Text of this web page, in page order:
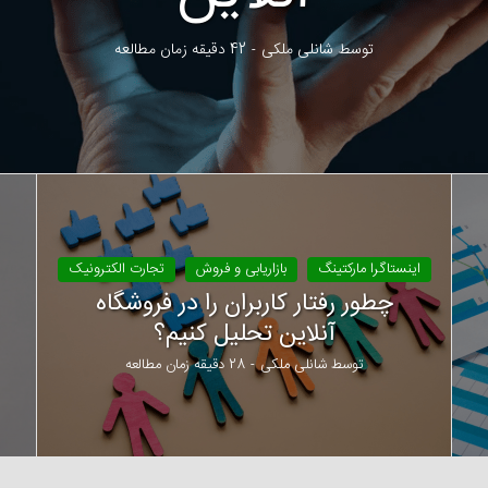
توسطشانلی ملکی 42 دقیقه زمان مطالعه
اینستاگرا مارکتینگ بازاریابی و فروش تجارت الکترونیک
چطور رفتار کاربران را در فروشگاه
آنلاین تحلیل کنیم؟
توسطشانلی ملکی 28 دقیقه زمان مطالعه